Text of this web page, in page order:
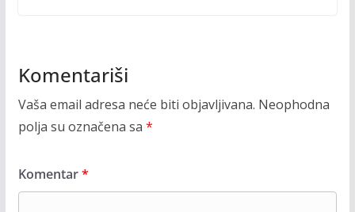
Komentariši
Vaša email adresa neće biti objavljivana. Neophodna
polja su označena sa *
Komentar*